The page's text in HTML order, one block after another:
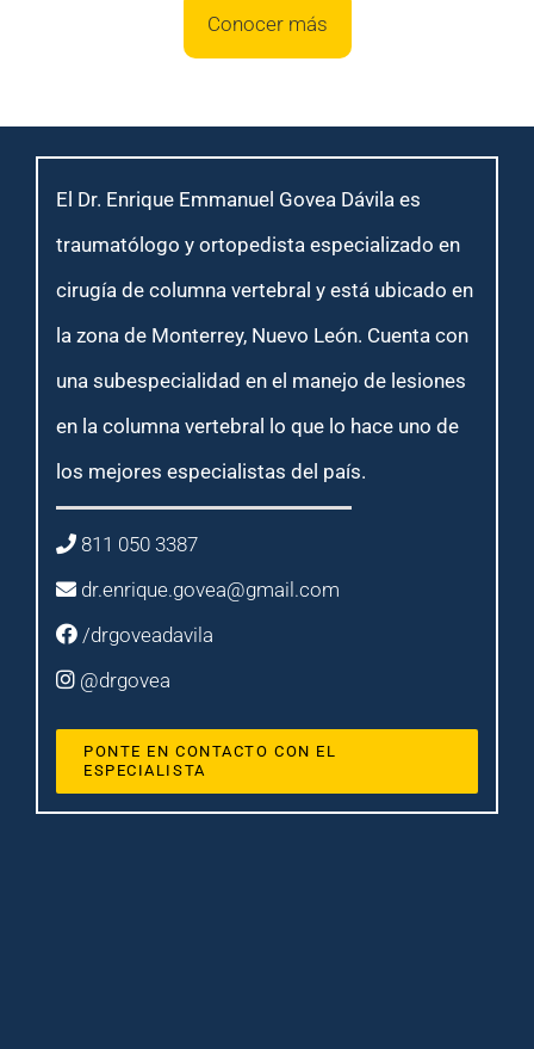
Conocer más
El Dr. Enrique Emmanuel Govea Dávila es
traumatólogo y ortopedista especializado en
cirugía de columna vertebral y está ubicado en
la zona de Monterrey, Nuevo León. Cuenta con
una subespecialidad en el manejo de lesiones
en la columna vertebral lo que lo hace uno de
los mejores especialistas del país.
811 050 3387
dr.enrique.govea@gmail.com
/drgoveadavila
@drgovea
PONTE EN CONTACTO CON EL
ESPECIALISTA